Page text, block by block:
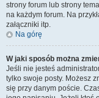
strony forum lub strony
na każdym forum. Na
załączniki itp.
Na górę
W jaki sposób można
Jeśli nie jesteś
tylko swoje posty. Możesz
się przy danym poście.